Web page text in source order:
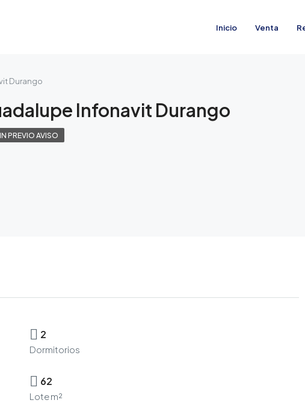
Inicio Venta
Durango
Infonavit Durango
PREVIO AVISO
2
Dormitorios
62
Lote m²